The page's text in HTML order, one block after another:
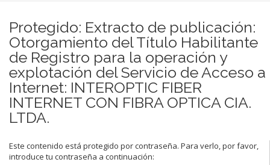
Protegido: Extracto de publicación:
Otorgamiento del Título Habilitante
de Registro para la operación y
explotación del Servicio de Acceso a
Internet: INTEROPTIC FIBER
INTERNET CON FIBRA OPTICA CIA.
LTDA.
Este contenido está protegido por contraseña. Para verlo, por favor,
introduce tu contraseña a continuación: